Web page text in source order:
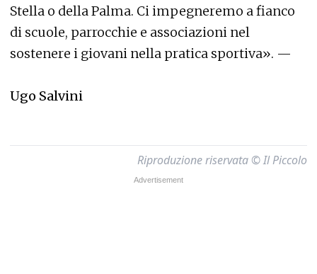
Stella o della Palma. Ci impegneremo a fianco
di scuole, parrocchie e associazioni nel
sostenere i giovani nella pratica sportiva». —
Ugo Salvini
Riproduzione riservata © Il Piccolo